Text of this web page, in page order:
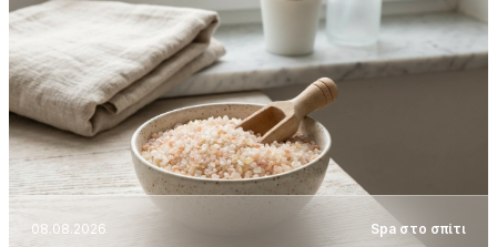
08.08.2026 Spa στο σπίτι